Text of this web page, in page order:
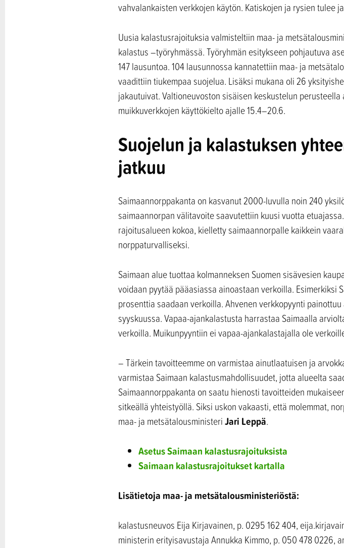
vahvalankaisten verkkojen käytön. Katiskojen ja rysien tulee
Uusia kalastusrajoituksia valmisteltiin maa- ja
kalastus –työryhmässä. Työryhmän esitykseen pohjautuva
147 lausuntoa. 104 lausunnossa kannatettiin maa- ja
vaadittiin tiukempaa suojelua. Lisäksi mukana oli 26
jakautuivat. Valtioneuvoston sisäisen keskustelun
muikkuverkkojen käyttökielto ajalle 15.4–20.6.
Suojelun ja kalastuksen
jatkuu
Saimaannorppakanta on kasvanut 2000-luvulla noin 240
saimaannorpan välitavoite saavutettiin kuusi vuotta
rajoitusalueen kokoa, kielletty saimaannorpalle kaikkein
norppaturvalliseksi.
Saimaan alue tuottaa kolmanneksen Suomen sisävesien
voidaan pyytää pääasiassa ainoastaan verkoilla. Esimerkiksi
prosenttia saadaan verkoilla. Ahvenen verkkopyynti
syyskuussa. Vapaa-ajankalastusta harrastaa Saimaalla
verkoilla. Muikunpyyntiin ei vapaa-ajankalastajalla ole
– Tärkein tavoitteemme on varmistaa ainutlaatuisen ja
varmistaa Saimaan kalastusmahdollisuudet, jotta alueelta
Saimaannorppakanta on saatu hienosti tavoitteiden
sitkeällä yhteistyöllä. Siksi uskon vakaasti, että molemmat,
maa- ja metsätalousministeriJari Leppä.
Asetus Saimaan kalastusrajoituksista
Saimaan kalastusrajoitukset kartalla
Lisätietoja maa- ja metsätalousministeriöstä:
kalastusneuvos Eija Kirjavainen, p. 0295 162 404,
ministerin erityisavustaja Annukka Kimmo, p. 050 478 0226,